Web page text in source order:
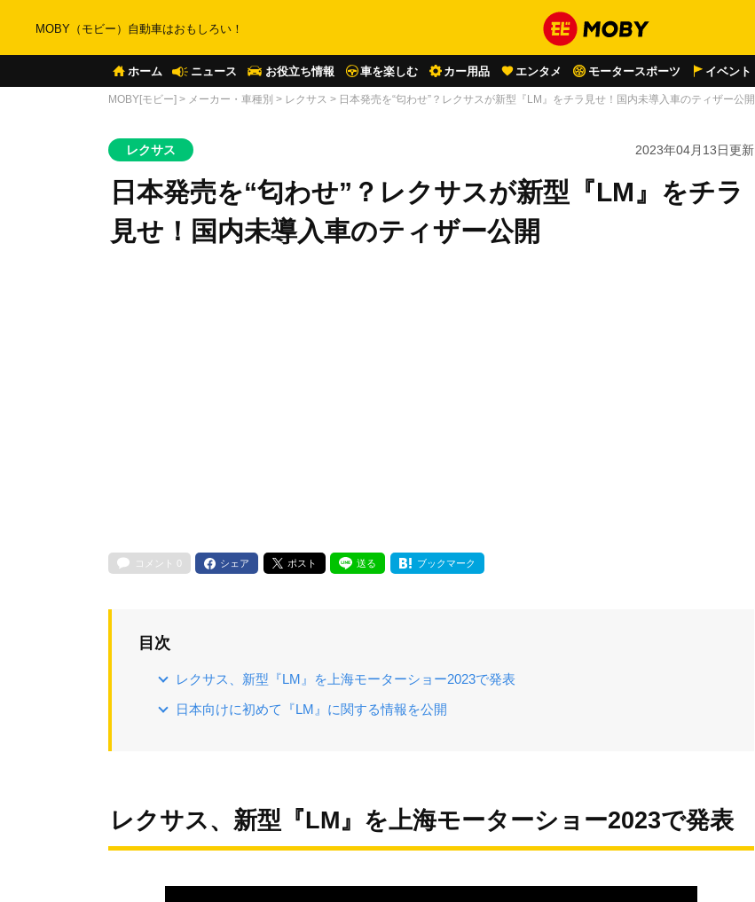
MOBY（モビー）自動車はおもしろい！
ホーム ニュース お役立ち情報 車を楽しむ カー用品 エンタメ モータースポーツ イベント
MOBY[モビー] > メーカー・車種別 > レクサス > 日本発売を“匂わせ”？レクサスが新型『LM』をチラ見せ！国内未導入車のティザー公開
レクサス 2023年04月13日更新
日本発売を“匂わせ”？レクサスが新型『LM』をチラ
見せ！国内未導入車のティザー公開
コメント 0 シェア ポスト 送る ブックマーク
目次
レクサス、新型『LM』を上海モーターショー2023で発表
日本向けに初めて『LM』に関する情報を公開
レクサス、新型『LM』を上海モーターショー2023で発表